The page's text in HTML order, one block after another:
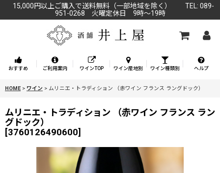
15,000円以上ご購入で送料無料（一部地域を除く） TEL: 089-
951-0268 火曜定休日 9時～19時
おすすめ ご利用案内 ワインTOP ワイン産地別 ワイン種類別 ヘルプ
HOME > ワイン > ムリニエ・トラディション （赤ワイン フランス ラングドック）
ムリニエ・トラディション （赤ワイン フランス ラン
グドック）
[3760126490600]